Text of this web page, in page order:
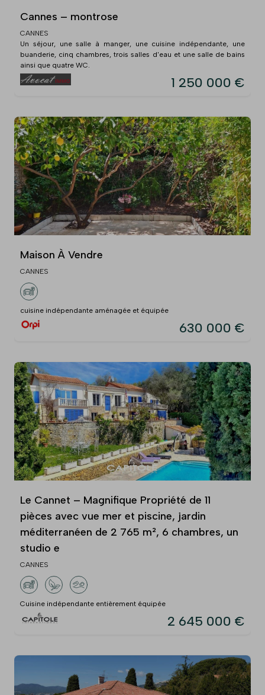
Cannes – montrose
CANNES
Un séjour, une salle à manger, une cuisine indépendante, une
buanderie, cinq chambres, trois salles d'eau et une salle de bains
ainsi que quatre WC.
1 250 000 €
Maison À Vendre
CANNES
cuisine indépendante aménagée et équipée
630 000 €
Le Cannet – Magnifique Propriété de 11
pièces avec vue mer et piscine, jardin
méditerranéen de 2 765 m², 6 chambres, un
studio e
CANNES
Cuisine indépendante entièrement équipée
2 645 000 €